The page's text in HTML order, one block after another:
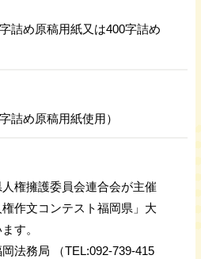
詰め原稿用紙又は400字詰め
詰め原稿用紙使用）
権擁護委員会連合会が主催
作文コンテスト福岡県」大
す。
法務局 （TEL:092-739-415